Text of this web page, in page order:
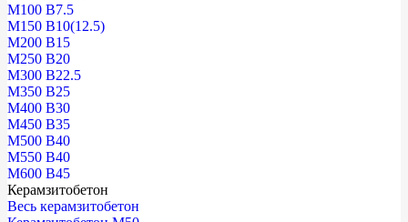
М100 В7.5
М150 В10(12.5)
М200 В15
М250 В20
М300 В22.5
М350 В25
М400 В30
М450 В35
М500 В40
М550 В40
М600 В45
Керамзитобетон
Весь керамзитобетон